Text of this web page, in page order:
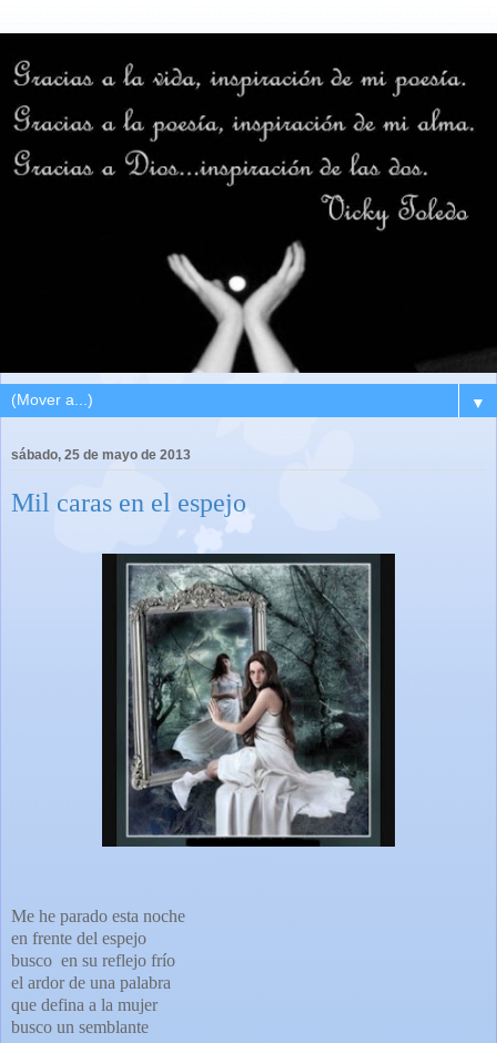
▼
sábado, 25 de mayo de 2013
Mil caras en el espejo
Me he parado esta noche
en frente del espejo
busco en su reflejo frío
el ardor de una palabra
que defina a la mujer
busco un semblante